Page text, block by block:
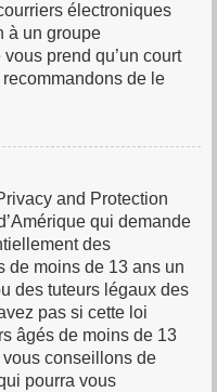
électroniques
à un groupe
prend qu’un court
de le
and Protection
qui demande
des
de moins de 13 ans un
des tuteurs légaux des
pas si cette loi
âgés de moins de 13
conseillons de
pourra vous